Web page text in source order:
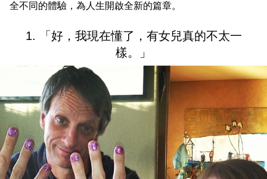
全不同的體驗，為人生開啟全新的篇章。
1. 「好，我現在懂了，有女兒真的不太一
樣。」